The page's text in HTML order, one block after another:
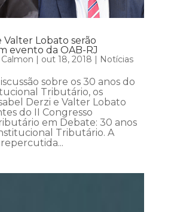
Valter Lobato serão
evento da OAB-RJ
| out 18, 2018 | Notícias
sobre os 30 anos do
Tributário, os
Derzi e Valter Lobato
do II Congresso
em Debate: 30 anos
Tributário. A